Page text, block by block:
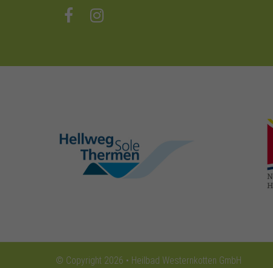
hellweg-sole-
thermen.de
© Copyright 2026 • Heilbad Westernkotten GmbH